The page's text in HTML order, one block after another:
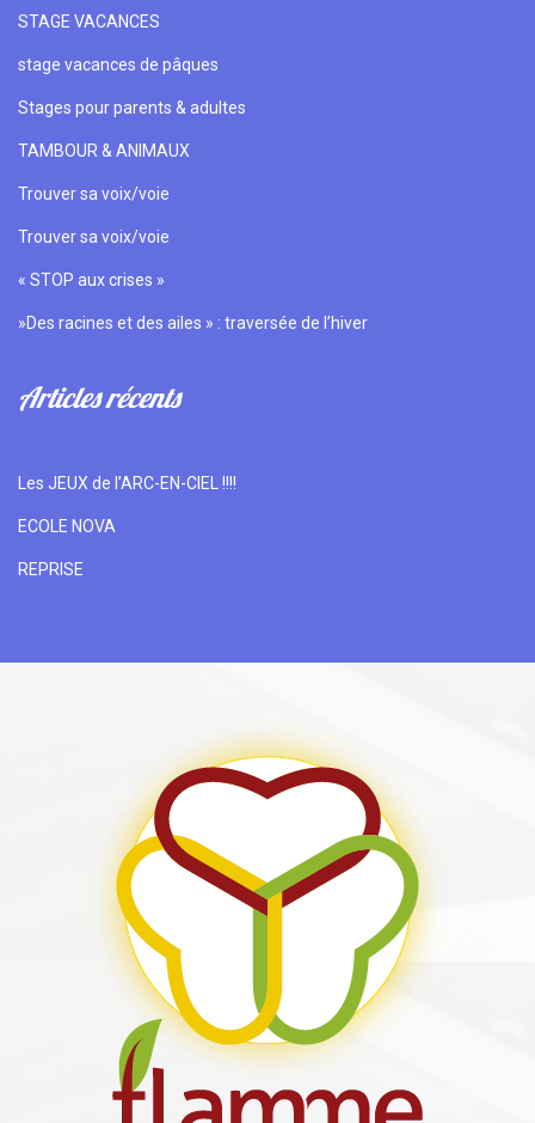
STAGE VACANCES
stage vacances de pâques
Stages pour parents & adultes
TAMBOUR & ANIMAUX
Trouver sa voix/voie
Trouver sa voix/voie
« STOP aux crises »
»Des racines et des ailes » : traversée de l’hiver
Articles récents
Les JEUX de l’ARC-EN-CIEL !!!!
ECOLE NOVA
REPRISE